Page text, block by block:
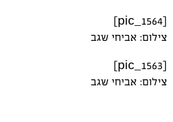
[pic_1564]
צילום: אביחי שגב
[pic_1563]
צילום: אביחי שגב